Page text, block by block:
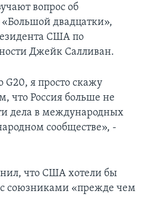
вопрос об
двадцатки»,
США по
Джейк Салливан.
G20, я просто скажу
что Россия больше не
дела в международных
сообществе», -
что США хотели бы
с союзниками «прежде чем